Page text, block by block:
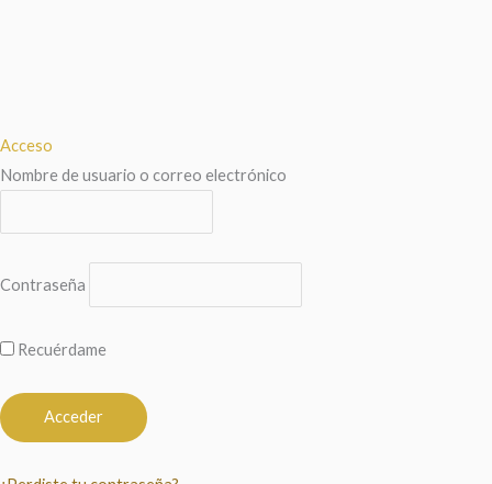
Acceso
Nombre de usuario o correo electrónico
Contraseña
Recuérdame